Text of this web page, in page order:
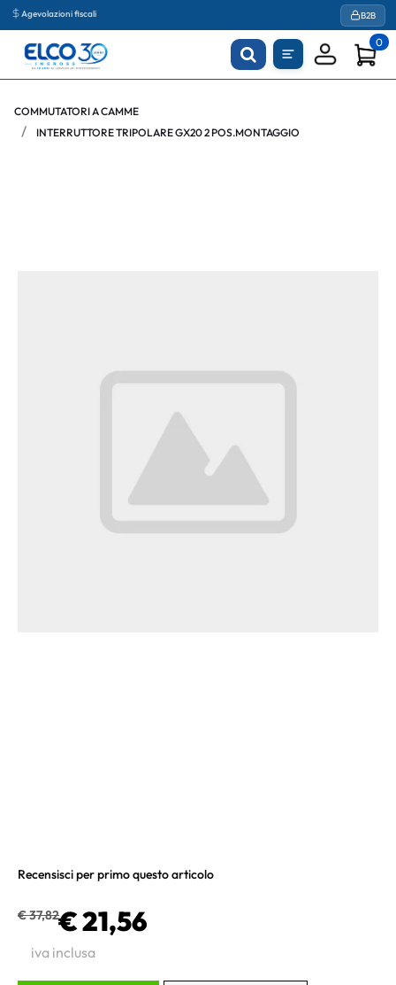
Agevolazioni fiscali B2B
0
COMMUTATORI A CAMME
INTERRUTTORE TRIPOLARE GX20 2 POS.MONTAGGIO
Recensisci per primo questo articolo
€ 37,82€ 21,56
iva inclusa